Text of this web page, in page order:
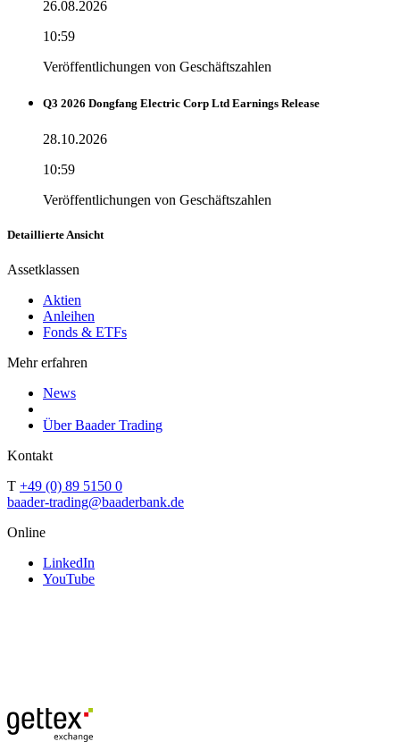
26.08.2026
10:59
Veröffentlichungen von Geschäftszahlen
Q3 2026 Dongfang Electric Corp Ltd Earnings Release
28.10.2026
10:59
Veröffentlichungen von Geschäftszahlen
Detaillierte Ansicht
Assetklassen
Aktien
Anleihen
Fonds & ETFs
Mehr erfahren
News
Über Baader Trading
Kontakt
T +49 (0) 89 5150 0
baader-trading@baaderbank.de
Online
LinkedIn
YouTube